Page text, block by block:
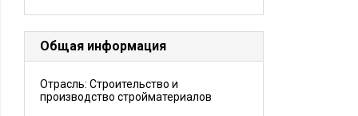
Общая информация
Отрасль: Строительство и
производство стройматериалов